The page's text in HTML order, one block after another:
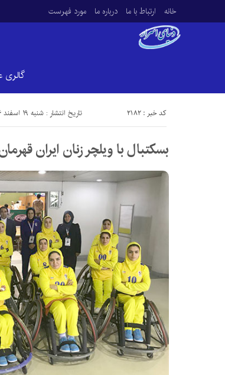
خانه ارتباط با ما درباره ما مورد فهرست
تاریخ انتشار : شنبه ۱۹ اسفند ۱۳۹۶ - ۹:۵۱ کد خبر : 2182
بسکتبال با ویلچر زنان ایران